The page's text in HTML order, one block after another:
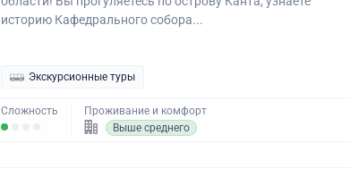
историю Кафедрального собора...
Экскурсионные туры
Сложность
Проживание и комфорт
Выше среднего